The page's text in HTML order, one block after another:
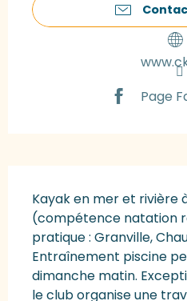
Page
Kayak en mer et rivière
(compétence natation
pratique : Granville,
Entraînement piscine
dimanche matin.
le club organise une